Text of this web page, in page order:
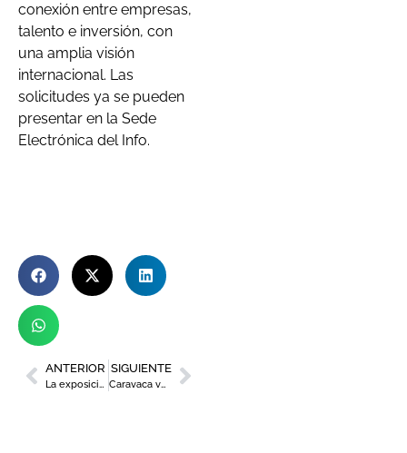
conexión entre empresas,
talento e inversión, con
una amplia visión
internacional. Las
solicitudes ya se pueden
presentar en la Sede
Electrónica del Info.
ANTERIOR
La exposición ‘De vándalos a leyendas’ prorroga su estancia en el Mubam hasta el 28 de septiembre
SIGUIENTE
Caravaca vuelve a acoger su ‘Semana del Lúpulo’ del 14 al 18 de julio